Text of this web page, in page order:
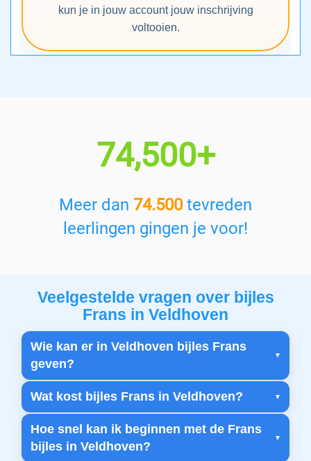
kun je in jouw account jouw inschrijving
voltooien.
74,500+
Meer dan 74.500tevreden
leerlingen gingen je voor!
Veelgestelde vragen over bijles
Frans in Veldhoven
Wie kan er in Veldhoven bijles Frans
geven?
Wat kost bijles Frans in Veldhoven?
Hoe snel kan ik beginnen met de Frans
bijles in Veldhoven?